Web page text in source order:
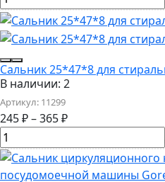
Сальник 25*47*8 для
В наличии: 2
Артикул: 11299
245₽–365₽